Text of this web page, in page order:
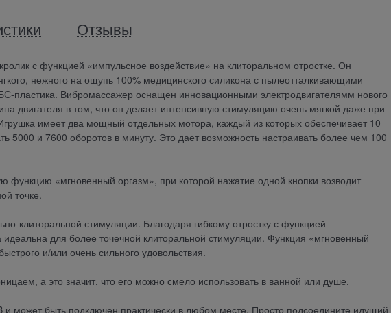
Отзывы
с функцией «импульсное воздействие» на клиторальном отростке. Он
нежного на ощупь 100% медицинского силикона с пылеотталкивающими
пластика. Вибромассажер оснащен инновационными электродвигателямм нового
двигателя в том, что он делает интенсивную стимуляцию очень мягкой даже при
имеет два мощный отдельных мотора, каждый из которых обеспечивает 10
5000 и 7600 оборотов в минуту. Это дает возможность настраивать более чем 100
функцию «мгновенный оргазм», при которой нажатие одной кнопки возводит
точке.
клиторальной стимуляции. Благодаря гибкому отростку с функцией
для более точечной клиторальной стимуляции. Функция «мгновенный
и/или очень сильного удовольствия.
а это значит, что его можно смело использовать в ванной или душе.
и может быть подключен практически в любом месте. Просто подсоедините идущий